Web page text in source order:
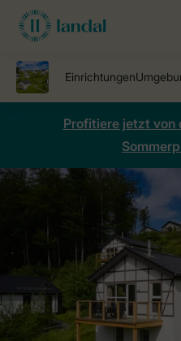
Profitiere jetzt von